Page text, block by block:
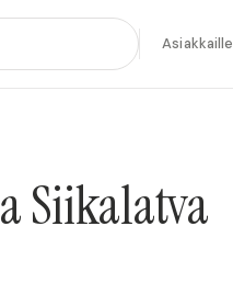
Asiakkaille
Siikalatva